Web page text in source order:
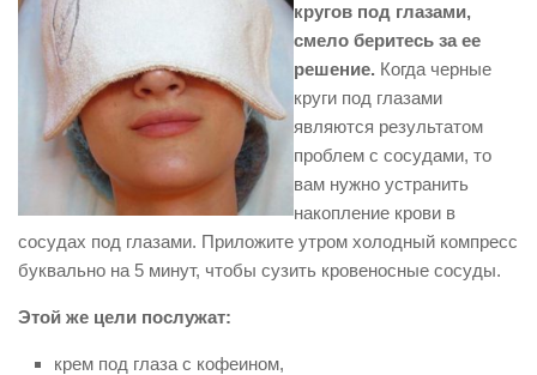
кругов под глазами,
смело беритесь за ее
решение. Когда черные
круги под глазами
являются результатом
проблем с сосудами, то
вам нужно устранить
накопление крови в
сосудах под глазами. Приложите утром холодный компресс
буквально на 5 минут, чтобы сузить кровеносные сосуды.
Этой же цели послужат:
крем под глаза с кофеином,